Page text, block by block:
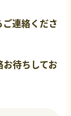
連絡くださ
待ちしてお